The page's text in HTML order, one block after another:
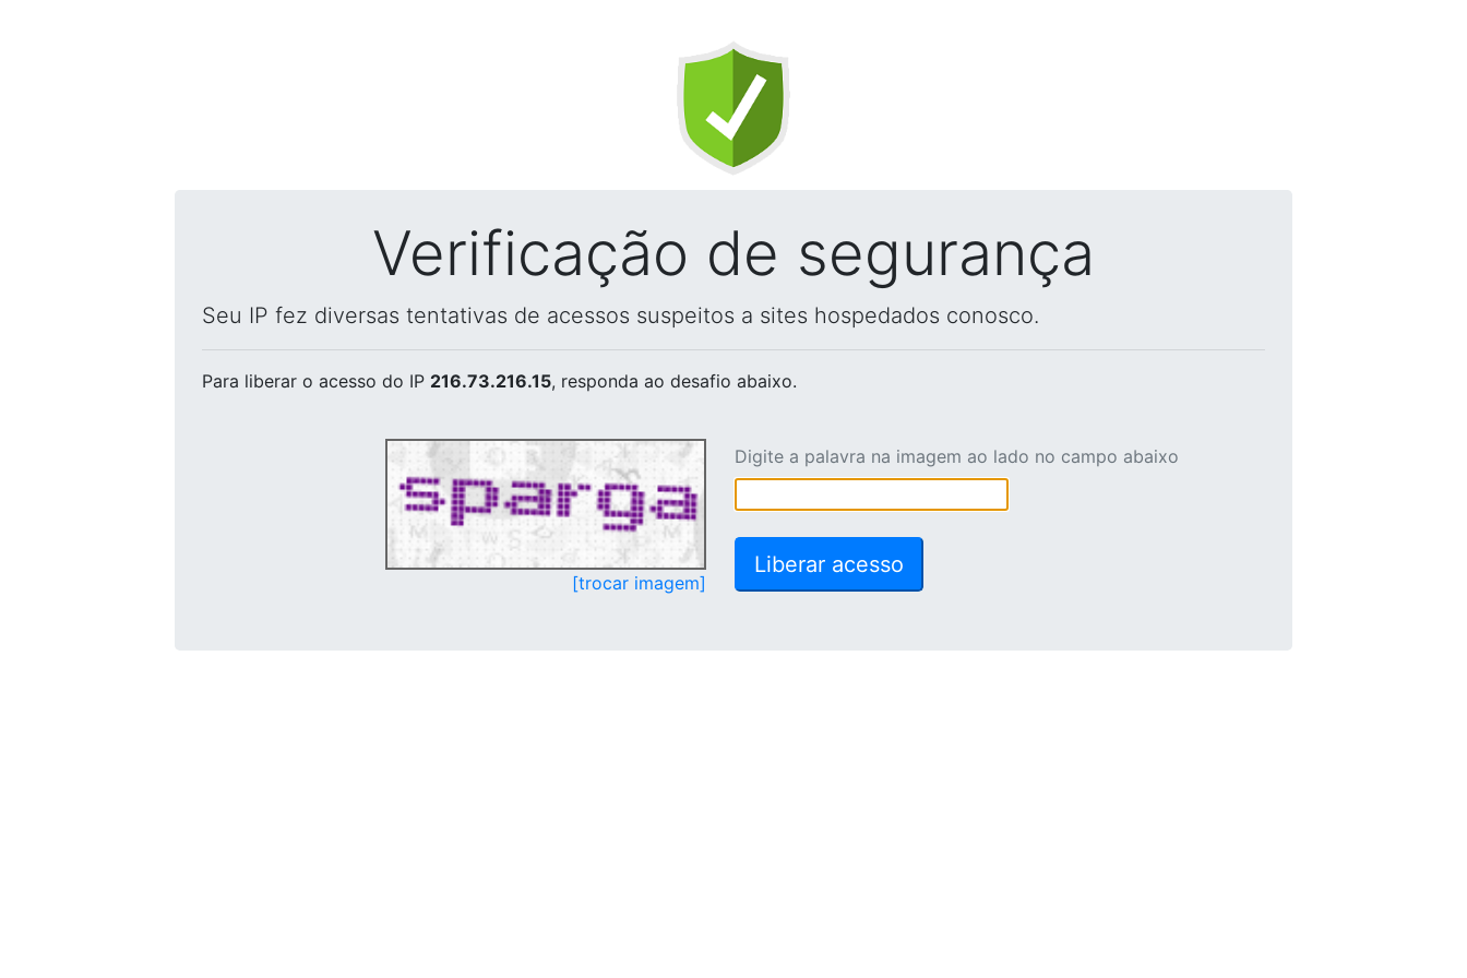
Verificação de segurança
Seu IP fez diversas tentativas de acessos suspeitos a sites hospedados conosco.
Para liberar o acesso do IP 216.73.216.15, responda ao desafio abaixo.
[trocar imagem]
Digite a palavra na imagem ao lado no campo abaixo